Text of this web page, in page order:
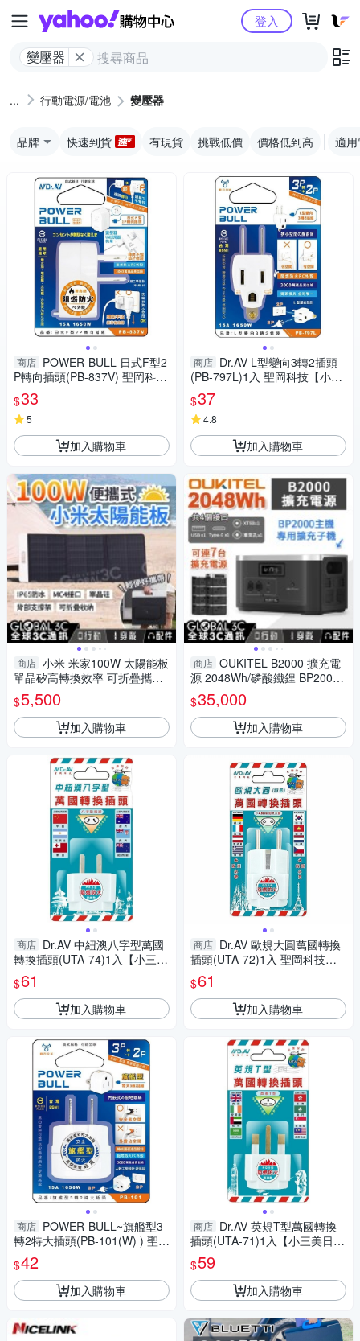
Yahoo購物中心
變壓器
登入
行動電源/電池 變壓器
品牌 快速到貨 有現貨 挑戰低價 價格低到高 適
商店 POWER-BULL 日式F型2
P轉向插頭(PB-837V) 聖岡科技
【小三美日】 DS016403
$33
5
加入購物車
商店 小米 米家100W 太陽能板
單晶矽高轉換效率 可折疊攜帶
MC4接口 耐高溫 防潑水防塵
$5,500
加入購物車
商店 Dr.AV 中紐澳八字型萬國
轉換插頭(UTA-74)1入【小三美
日】 DS016390 聖岡科技
$61
加入購物車
商店 POWER-BULL~旗艦型3
轉2特大插頭(PB-101(W) ) 聖岡
科技【小三美日】 DS016396
$42
加入購物車
商店 Dr.AV L型變向3轉2插頭
(PB-797L)1入 聖岡科技【小三
美日】 DS016402
$37
4.8
加入購物車
商店 OUKITEL B2000 擴充電
源 2048Wh/磷酸鐵鋰 BP2000
專用子機 PD100W 手機筆電充
電
$35,000
加入購物車
商店 Dr.AV 歐規大圓萬國轉換
插頭(UTA-72)1入 聖岡科技
【小三美日】 DS016388
$61
加入購物車
商店 Dr.AV 英規T型萬國轉換
插頭(UTA-71)1入【小三美日】
DS016391
$59
加入購物車